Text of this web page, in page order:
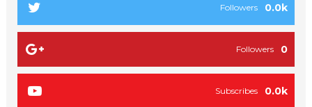
0.0k
Followers
0
Followers
0.0k
Subscribes